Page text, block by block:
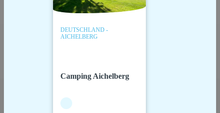
DEUTSCHLAND -
AICHELBERG
Camping Aichelberg